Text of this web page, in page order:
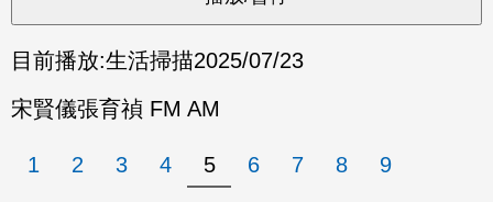
目前播放:生活掃描2025/07/23
宋賢儀張育禎 FM AM
1 2 3 4 5 6 7 8 9